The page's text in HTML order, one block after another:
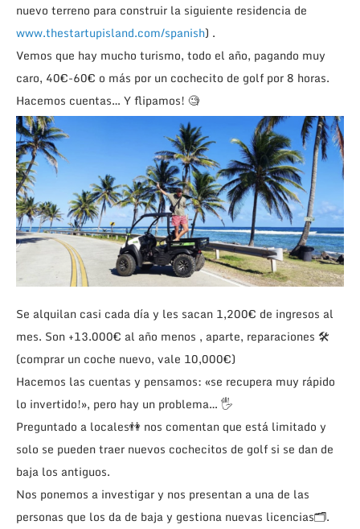
nuevo terreno para construir la siguiente residencia de
www.thestartupisland.com/spanish) .
Vemos que hay mucho turismo, todo el año, pagando muy
caro, 40€-60€ o más por un cochecito de golf por 8 horas.
Hacemos cuentas… Y flipamos! 🧐
Se alquilan casi cada día y les sacan 1,200€ de ingresos al
mes. Son +13.000€ al año menos , aparte, reparaciones 🛠
(comprar un coche nuevo, vale 10,000€)
Hacemos las cuentas y pensamos: «se recupera muy rápido
lo invertido!», pero hay un problema… 🖐
Preguntado a locales👫 nos comentan que está limitado y
solo se pueden traer nuevos cochecitos de golf si se dan de
baja los antiguos.
Nos ponemos a investigar y nos presentan a una de las
personas que los da de baja y gestiona nuevas licencias🗂.